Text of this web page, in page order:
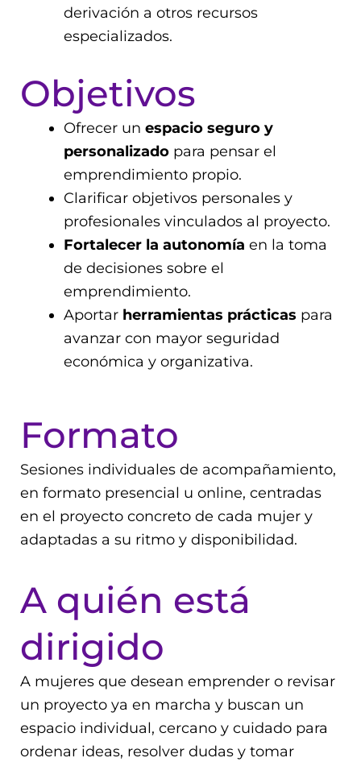
derivación a otros recursos
especializados.
Objetivos
Ofrecer un espacio seguro y
personalizado para pensar el
emprendimiento propio.
Clarificar objetivos personales y
profesionales vinculados al proyecto.
Fortalecer la autonomía en la toma
de decisiones sobre el
emprendimiento.
Aportar herramientas prácticas para
avanzar con mayor seguridad
económica y organizativa.
Formato
Sesiones individuales de acompañamiento,
en formato presencial u online, centradas
en el proyecto concreto de cada mujer y
adaptadas a su ritmo y disponibilidad.
A quién está
dirigido
A mujeres que desean emprender o revisar
un proyecto ya en marcha y buscan un
espacio individual, cercano y cuidado para
ordenar ideas, resolver dudas y tomar